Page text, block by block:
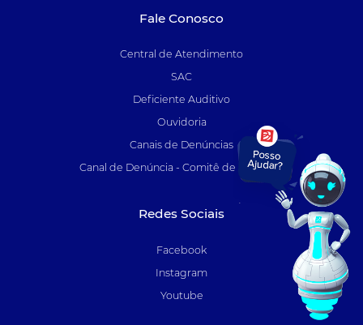
Fale Conosco
Central de Atendimento
SAC
Deficiente Auditivo
Ouvidoria
Canais de Denúncias
Canal de Denúncia - Comitê de Auditoria
Redes Sociais
Facebook
Instagram
Youtube